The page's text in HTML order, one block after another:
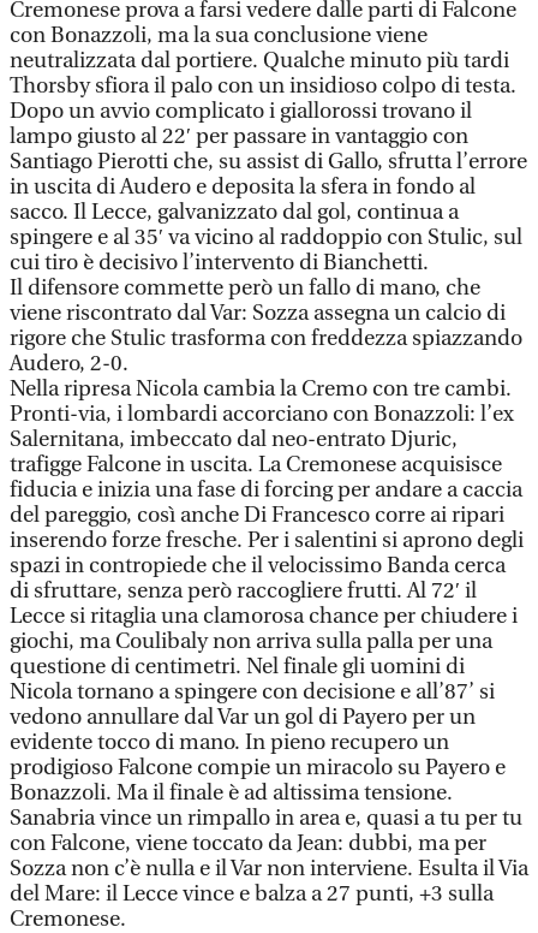
Cremonese prova a farsi vedere dalle parti di Falcone
con Bonazzoli, ma la sua conclusione viene
neutralizzata dal portiere. Qualche minuto più tardi
Thorsby sfiora il palo con un insidioso colpo di testa.
Dopo un avvio complicato i giallorossi trovano il
lampo giusto al 22′ per passare in vantaggio con
Santiago Pierotti che, su assist di Gallo, sfrutta l’errore
in uscita di Audero e deposita la sfera in fondo al
sacco. Il Lecce, galvanizzato dal gol, continua a
spingere e al 35′ va vicino al raddoppio con Stulic, sul
cui tiro è decisivo l’intervento di Bianchetti.
Il difensore commette però un fallo di mano, che
viene riscontrato dal Var: Sozza assegna un calcio di
rigore che Stulic trasforma con freddezza spiazzando
Audero, 2-0.
Nella ripresa Nicola cambia la Cremo con tre cambi.
Pronti-via, i lombardi accorciano con Bonazzoli: l’ex
Salernitana, imbeccato dal neo-entrato Djuric,
trafigge Falcone in uscita. La Cremonese acquisisce
fiducia e inizia una fase di forcing per andare a caccia
del pareggio, così anche Di Francesco corre ai ripari
inserendo forze fresche. Per i salentini si aprono degli
spazi in contropiede che il velocissimo Banda cerca
di sfruttare, senza però raccogliere frutti. Al 72′ il
Lecce si ritaglia una clamorosa chance per chiudere i
giochi, ma Coulibaly non arriva sulla palla per una
questione di centimetri. Nel finale gli uomini di
Nicola tornano a spingere con decisione e all’87’ si
vedono annullare dal Var un gol di Payero per un
evidente tocco di mano. In pieno recupero un
prodigioso Falcone compie un miracolo su Payero e
Bonazzoli. Ma il finale è ad altissima tensione.
Sanabria vince un rimpallo in area e, quasi a tu per tu
con Falcone, viene toccato da Jean: dubbi, ma per
Sozza non c’è nulla e il Var non interviene. Esulta il Via
del Mare: il Lecce vince e balza a 27 punti, +3 sulla
Cremonese.